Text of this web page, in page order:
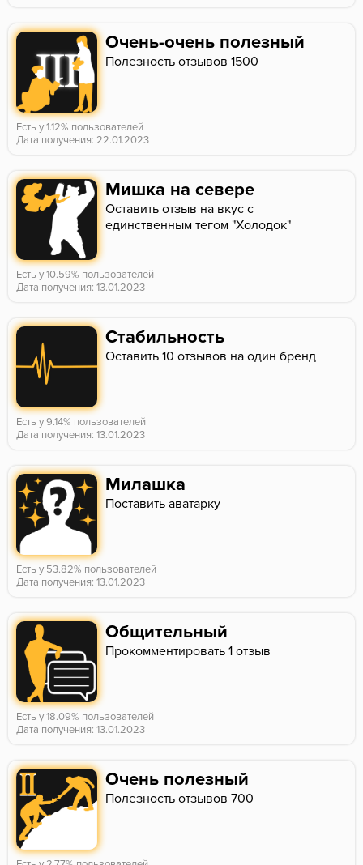
Очень-очень полезный
Полезность отзывов 1500
Есть у 1.12% пользователей
Дата получения: 22.01.2023
Мишка на севере
Оставить отзыв на вкус с
единственным тегом "Холодок"
Есть у 10.59% пользователей
Дата получения: 13.01.2023
Стабильность
Оставить 10 отзывов на один бренд
Есть у 9.14% пользователей
Дата получения: 13.01.2023
Милашка
Поставить аватарку
Есть у 53.82% пользователей
Дата получения: 13.01.2023
Общительный
Прокомментировать 1 отзыв
Есть у 18.09% пользователей
Дата получения: 13.01.2023
Очень полезный
Полезность отзывов 700